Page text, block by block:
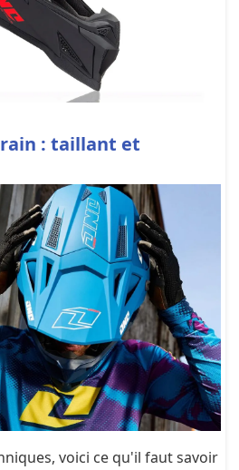
: taillant et
voici ce qu'il faut savoir